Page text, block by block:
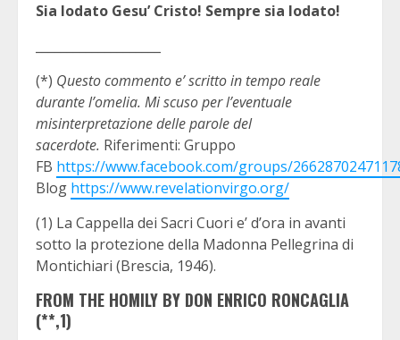
Sia lodato Gesu’ Cristo! Sempre sia lodato!
(*) Questo commento e’ scritto in tempo reale
durante l’omelia. Mi scuso per l’eventuale
misinterpretazione delle parole del
sacerdote. Riferimenti: Gruppo
FB https://www.facebook.com/groups/
Blog https://www.revelationvirgo.org/
(1) La Cappella dei Sacri Cuori e’ d’ora in avanti
sotto la protezione della Madonna Pellegrina di
Montichiari (Brescia, 1946).
FROM THE HOMILY BY DON ENRICO RONCAGLIA
(**,1)